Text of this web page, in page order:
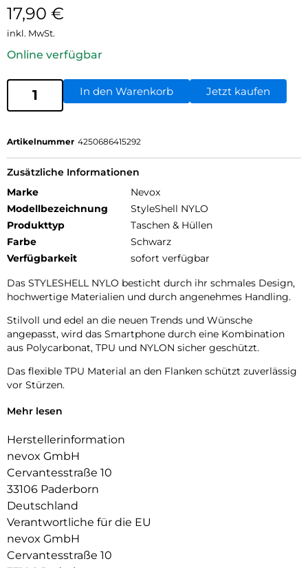
17,90 €
inkl. MwSt.
Online verfügbar
In den Warenkorb Jetzt kaufen
Artikelnummer 4250686415292
Zusätzliche Informationen
Marke
Nevox
Modellbezeichnung
StyleShell NYLO
Produkttyp
Taschen & Hüllen
Farbe
Schwarz
Verfügbarkeit
sofort verfügbar
Das STYLESHELL NYLO besticht durch ihr schmales Design,
hochwertige Materialien und durch angenehmes Handling.
Stilvoll und edel an die neuen Trends und Wünsche
angepasst, wird das Smartphone durch eine Kombination
aus Polycarbonat, TPU und NYLON sicher geschützt.
Das flexible TPU Material an den Flanken schützt zuverlässig
vor Stürzen.
Das Display ist durch die seitlichen Flanken geschützt.
geschützt.
Die Anschlüsse, Knöpfe und Kamera bleiben voll zugänglich.
Hochwertiges Schmutzabweisendes Material und langlebige
Zusammensetzung der Materialien.
Mehr lesen
Herstellerinformation
nevox GmbH
Cervantesstraße 10
33106 Paderborn
Deutschland
Verantwortliche für die EU
nevox GmbH
Cervantesstraße 10